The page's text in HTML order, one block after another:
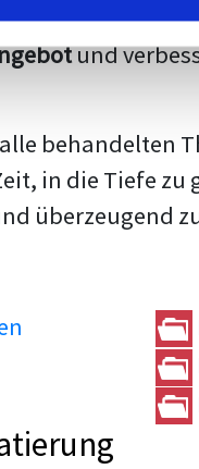
wertvolle
und
behandelten
in die Tiefe zu
überzeugend